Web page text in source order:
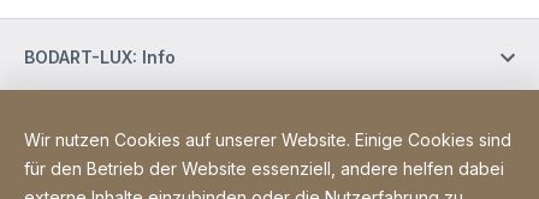
BODART-LUX: Info
BODART-LUX: Customer service
Wir nutzen Cookies auf unserer Website. Einige Cookies sind
für den Betrieb der Website essenziell, andere helfen dabei